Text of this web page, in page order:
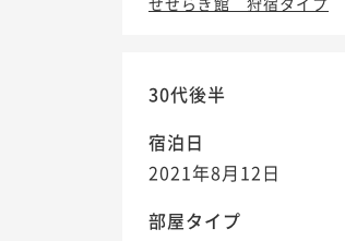
30代後半
宿泊日
2021年8月12日
部屋タイプ